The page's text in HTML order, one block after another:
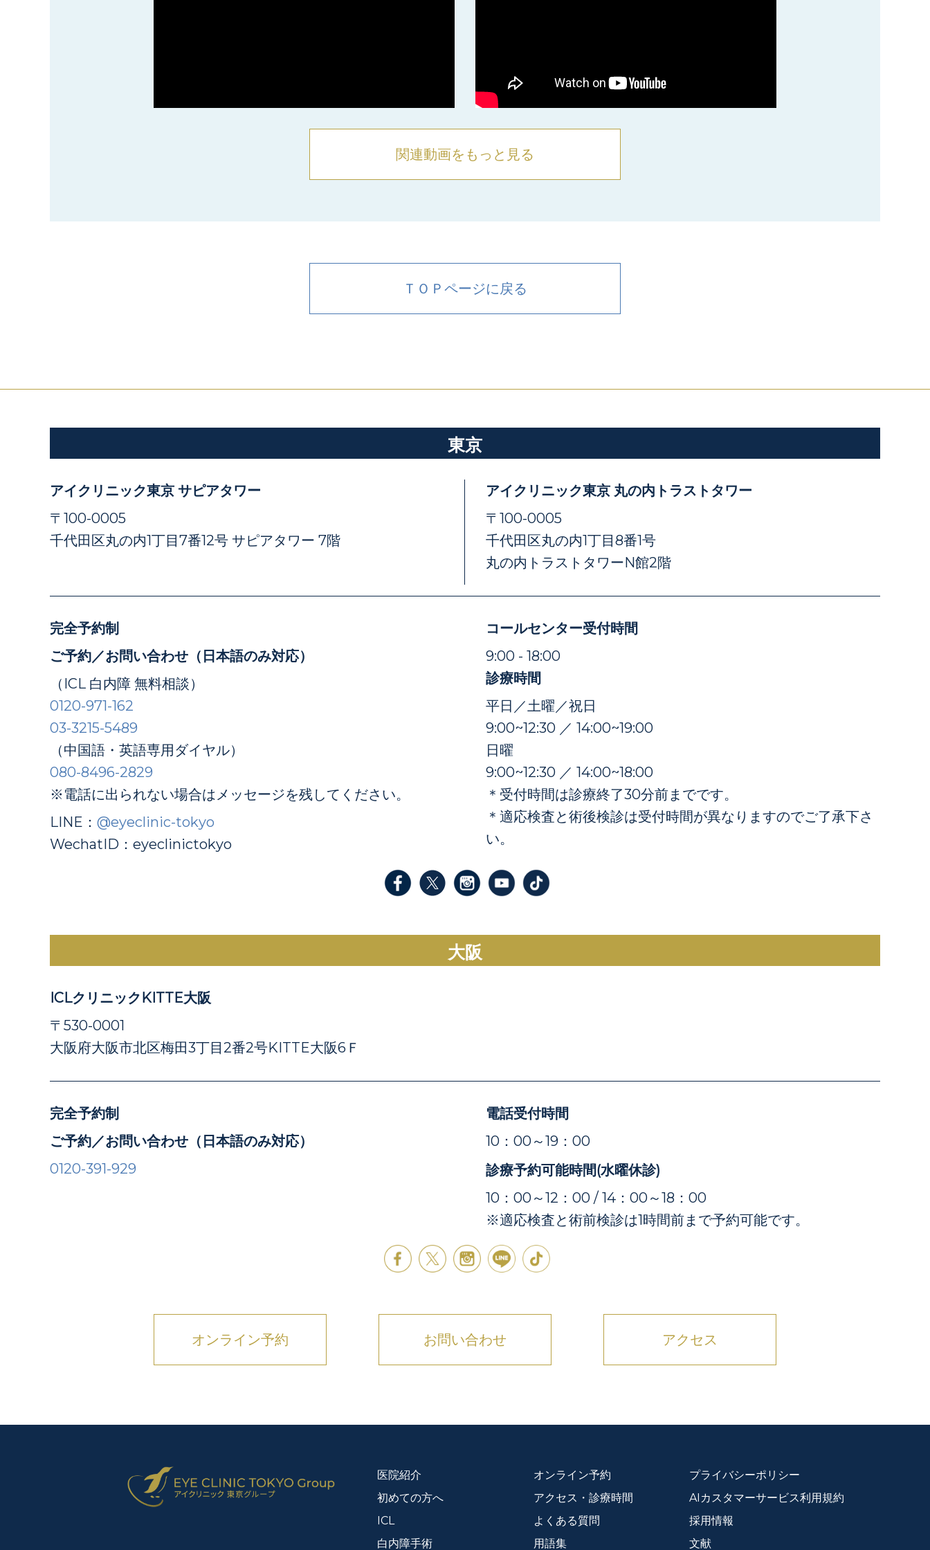
関連動画をもっと見る
ＴＯＰページに戻る
東京
アイクリニック東京 サピアタワー
〒100-0005
千代田区丸の内1丁目7番12号 サピアタワー 7階
アイクリニック東京 丸の内トラストタワー
〒100-0005
千代田区丸の内1丁目8番1号
丸の内トラストタワーN館2階
完全予約制
ご予約／お問い合わせ（日本語のみ対応）
（ICL 白内障 無料相談）
0120-971-162
03-3215-5489
（中国語・英語専用ダイヤル）
080-8496-2829
※電話に出られない場合はメッセージを残してください。
LINE： @eyeclinic-tokyo
WechatID：eyeclinictokyo
コールセンター受付時間
9:00 - 18:00
診療時間
平日／土曜／祝日
9:00~12:30 ／ 14:00~19:00
日曜
9:00~12:30 ／ 14:00~18:00
＊受付時間は診療終了30分前までです。
＊適応検査と術後検診は受付時間が異なりますのでご了承下さ
い。
大阪
ICLクリニックKITTE大阪
〒530-0001
大阪府大阪市北区梅田3丁目2番2号KITTE大阪6Ｆ
完全予約制
ご予約／お問い合わせ（日本語のみ対応）
0120-391-929
電話受付時間
10：00～19：00
診療予約可能時間(水曜休診)
10：00～12：00 / 14：00～18：00
※適応検査と術前検診は1時間前まで予約可能です。
オンライン予約 お問い合わせ アクセス
医院紹介
初めての方へ
ICL
白内障手術
オンライン予約
アクセス・診療時間
よくある質問
用語集
プライバシーポリシー
AIカスタマーサービス利用規約
採用情報
文献